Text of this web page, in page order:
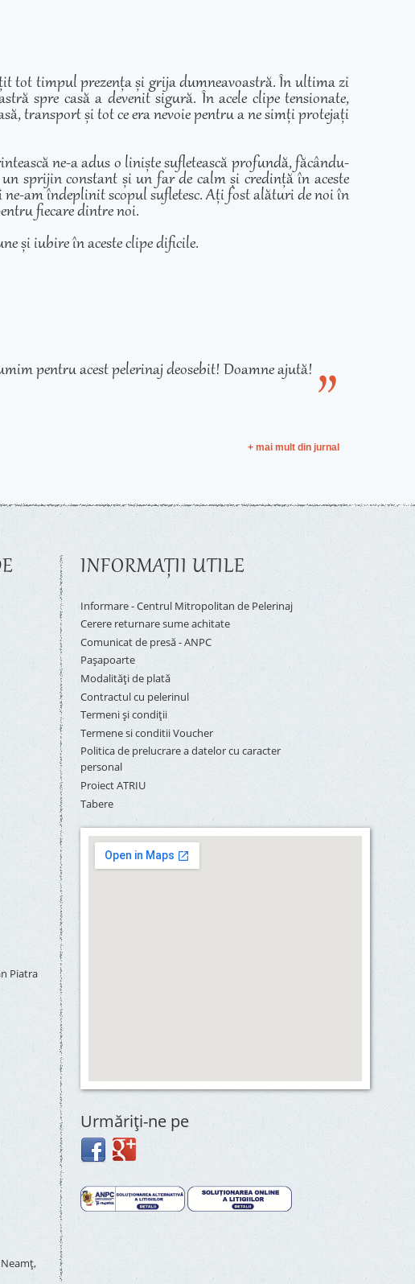
tot timpul prezența și grija dumneavoastră. În ultima zi
spre casă a devenit sigură. În acele clipe tensionate,
transport și tot ce era nevoie pentru a ne simți protejați
ne-a adus o liniște sufletească profundă, făcându-
sprijin constant și un far de calm și credință în aceste
am îndeplinit scopul sufletesc. Ați fost alături de noi în
fiecare dintre noi.
și iubire în aceste clipe dificile.
pentru acest pelerinaj deosebit! Doamne ajută!
+ mai mult din jurnal
Piatra
INFORMAŢII UTILE
Informare - Centrul Mitropolitan de Pelerinaj
Cerere returnare sume achitate
Comunicat de presă - ANPC
Pașapoarte
Modalități de plată
Contractul cu pelerinul
Termeni și condiții
Termene si conditii Voucher
Politica de prelucrare a datelor cu caracter
personal
Proiect ATRIU
Tabere
Urmăriţi-ne pe